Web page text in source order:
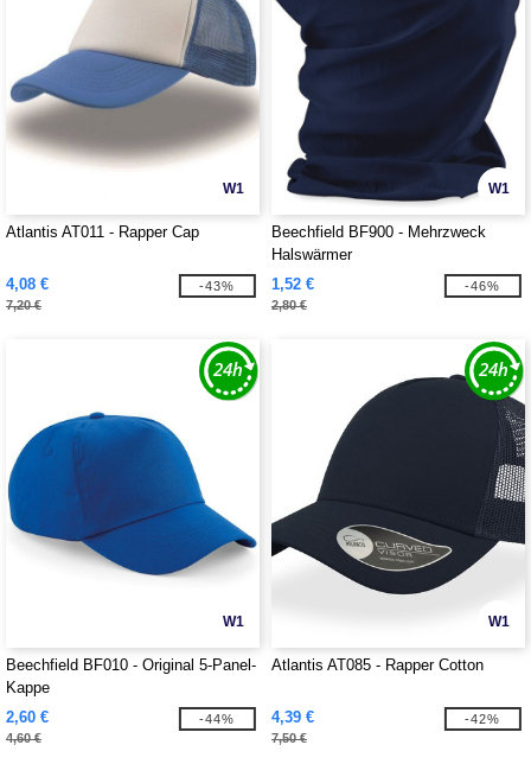
W1
Atlantis AT011 - Rapper Cap
4,08 €
7,20 €
-43%
W1
Beechfield BF900 - Mehrzweck
Halswärmer
1,52 €
2,80 €
-46%
W1
Beechfield BF010 - Original 5-Panel-
Kappe
2,60 €
4,60 €
-44%
W1
Atlantis AT085 - Rapper Cotton
4,39 €
7,50 €
-42%